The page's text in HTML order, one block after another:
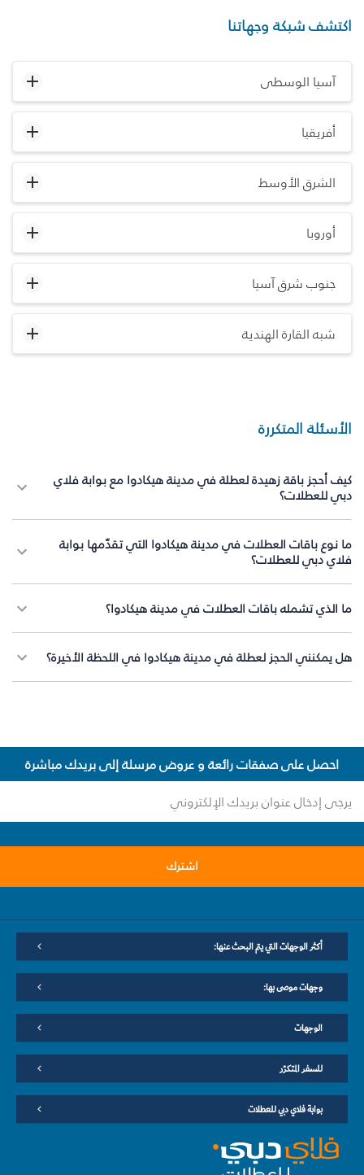
اكتشف شبكة وجهاتنا
آسيا الوسطى
أفريقيا
الشرق الأوسط
أوروبا
جنوب شرق آسيا
شبه القارة الهندية
الأسئلة المتكررة
كيف أحجز باقة زهيدة لعطلة في مدينة هيكادوا مع بوابة فلاي
دبي للعطلات؟
ما نوع باقات العطلات في مدينة هيكادوا التي تقدّمها بوابة
فلاي دبي للعطلات؟
ما الذي تشمله باقات العطلات في مدينة هيكادوا؟
هل يمكنني الحجز لعطلة في مدينة هيكادوا في اللحظة الأخيرة؟
احصل على صفقات رائعة و عروض مرسلة إلى بريدك مباشرة
اشترك
أكثر الوجهات التي يتم البحث عنها:
وجهات موصى بها:
الوجهات
للسفر المتكرّر
بوابة فلاي دبي للعطلات